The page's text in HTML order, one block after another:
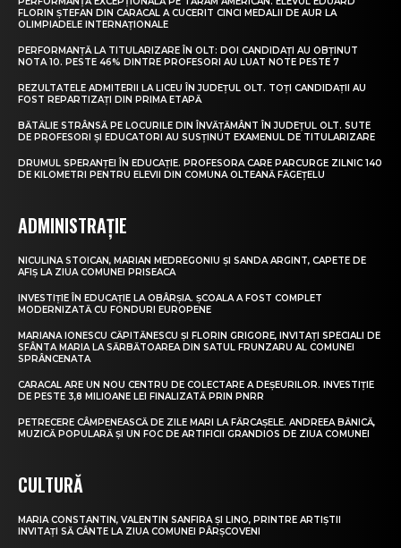
FLORIN ȘTEFAN DIN CARACAL A CUCERIT CINCI MEDALII DE AUR LA
OLIMPIADELE INTERNAȚIONALE
PERFORMANȚĂ LA TITULARIZARE ÎN OLT: DOI CANDIDAȚI AU OBȚINUT
NOTA 10. PESTE 46% DINTRE PROFESORI AU LUAT NOTE PESTE 7
REZULTATELE ADMITERII LA LICEU ÎN JUDEȚUL OLT. TOȚI CANDIDAȚII AU
FOST REPARTIZAȚI DIN PRIMA ETAPĂ
BĂTĂLIE STRÂNSĂ PE LOCURILE DIN ÎNVĂȚĂMÂNT ÎN JUDEȚUL OLT. SUTE
DE PROFESORI ȘI EDUCATORI AU SUSȚINUT EXAMENUL DE TITULARIZARE
DRUMUL SPERANȚEI ÎN EDUCAȚIE. PROFESORA CARE PARCURGE ZILNIC 140
DE KILOMETRI PENTRU ELEVII DIN COMUNA OLTEANĂ FĂGEȚELU
ADMINISTRAȚIE
NICULINA STOICAN, MARIAN MEDREGONIU ȘI SANDA ARGINT, CAPETE DE
AFIȘ LA ZIUA COMUNEI PRISEACA
INVESTIȚIE ÎN EDUCAȚIE LA OBÂRȘIA. ȘCOALA A FOST COMPLET
MODERNIZATĂ CU FONDURI EUROPENE
MARIANA IONESCU CĂPITĂNESCU ȘI FLORIN GRIGORE, INVITAȚI SPECIALI DE
SFÂNTA MARIA LA SĂRBĂTOAREA DIN SATUL FRUNZARU AL COMUNEI
SPRÂNCENATA
CARACAL ARE UN NOU CENTRU DE COLECTARE A DEȘEURILOR. INVESTIȚIE
DE PESTE 3,8 MILIOANE LEI FINALIZATĂ PRIN PNRR
PETRECERE CÂMPENEASCĂ DE ZILE MARI LA FĂRCAȘELE. ANDREEA BĂNICĂ,
MUZICĂ POPULARĂ ȘI UN FOC DE ARTIFICII GRANDIOS DE ZIUA COMUNEI
CULTURĂ
MARIA CONSTANTIN, VALENTIN SANFIRA ȘI LINO, PRINTRE ARTIȘTII
INVITAȚI SĂ CÂNTE LA ZIUA COMUNEI PÂRȘCOVENI